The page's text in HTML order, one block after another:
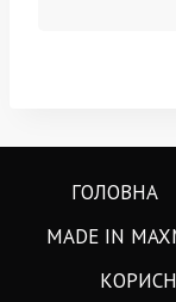
ГОЛОВНА
MADE IN